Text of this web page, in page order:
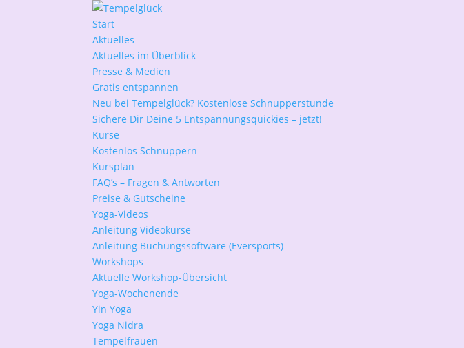
Start
Aktuelles
Aktuelles im Überblick
Presse & Medien
Gratis entspannen
Neu bei Tempelglück? Kostenlose Schnupperstunde
Sichere Dir Deine 5 Entspannungsquickies – jetzt!
Kurse
Kostenlos Schnuppern
Kursplan
FAQ’s – Fragen & Antworten
Preise & Gutscheine
Yoga-Videos
Anleitung Videokurse
Anleitung Buchungssoftware (Eversports)
Workshops
Aktuelle Workshop-Übersicht
Yoga-Wochenende
Yin Yoga
Yoga Nidra
Tempelfrauen